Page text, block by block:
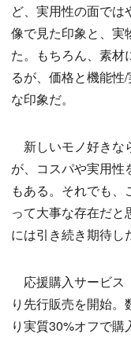
ど、実用性の面で
像で見た印象と、実
た。もちろん、素材
るが、価格と機能
な印象だ。
新しいモノ好きな
が、コスパや実用性
もある。それでも
って大事な存在だ
には引き続き期待し
応援購入サービス
り先行販売を開始
り実質30%オフで購